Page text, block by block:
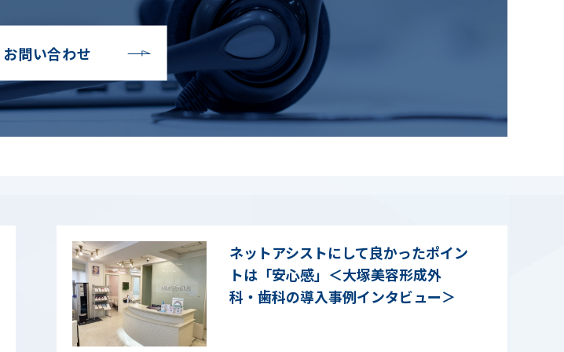
お問い合わせ
ネットアシストにして良かったポイン
トは「安心感」＜大塚美容形成外
科・歯科の導入事例インタビュー＞